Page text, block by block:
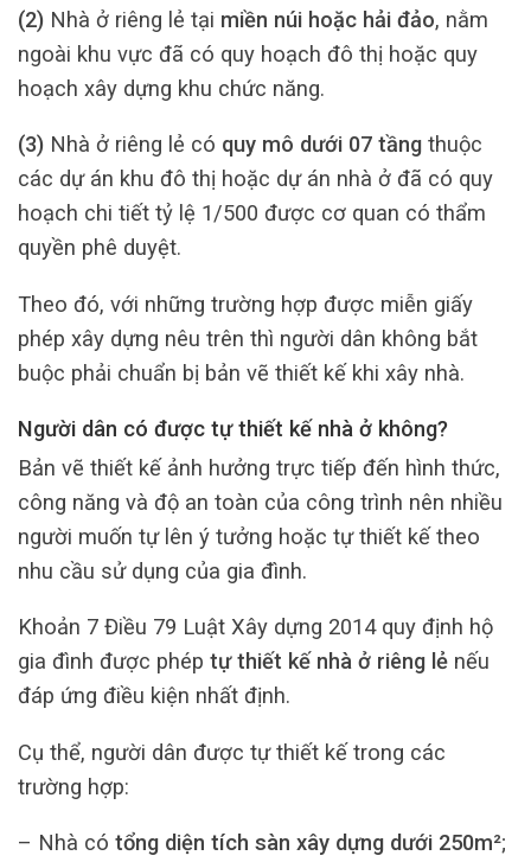
(2) Nhà ở riêng lẻ tại miền núi hoặc hải đảo, nằm
ngoài khu vực đã có quy hoạch đô thị hoặc quy
hoạch xây dựng khu chức năng.
(3) Nhà ở riêng lẻ có quy mô dưới 07 tầng thuộc
các dự án khu đô thị hoặc dự án nhà ở đã có quy
hoạch chi tiết tỷ lệ 1/500 được cơ quan có thẩm
quyền phê duyệt.
Theo đó, với những trường hợp được miễn giấy
phép xây dựng nêu trên thì người dân không bắt
buộc phải chuẩn bị bản vẽ thiết kế khi xây nhà.
Người dân có được tự thiết kế nhà ở không?
Bản vẽ thiết kế ảnh hưởng trực tiếp đến hình thức,
công năng và độ an toàn của công trình nên nhiều
người muốn tự lên ý tưởng hoặc tự thiết kế theo
nhu cầu sử dụng của gia đình.
Khoản 7 Điều 79 Luật Xây dựng 2014 quy định hộ
gia đình được phép tự thiết kế nhà ở riêng lẻ nếu
đáp ứng điều kiện nhất định.
Cụ thể, người dân được tự thiết kế trong các
trường hợp:
– Nhà có tổng diện tích sàn xây dựng dưới 250m²;